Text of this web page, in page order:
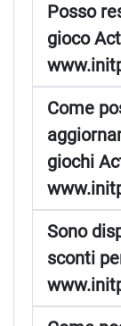
Posso
gioco
Come
giochi
Sono
sconti